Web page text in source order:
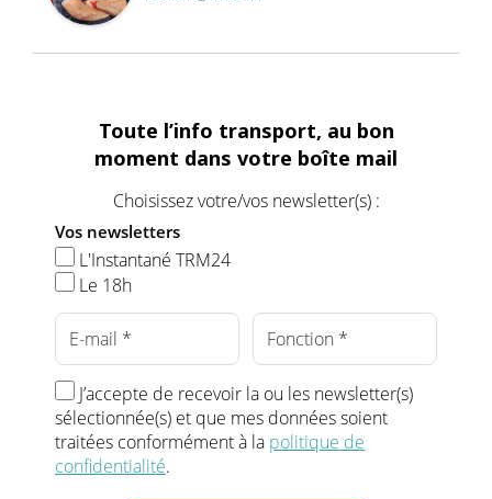
Toute l’info transport, au bon
moment dans votre boîte mail
Choisissez votre/vos newsletter(s) :
Vos newsletters
L'Instantané TRM24
Le 18h
J’accepte de recevoir la ou les newsletter(s)
sélectionnée(s) et que mes données soient
traitées conformément à la politique de
confidentialité.